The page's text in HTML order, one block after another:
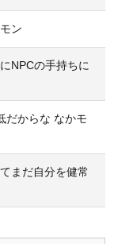
ン
NPCの手持ちに
だからな なかモ
まだ自分を健常